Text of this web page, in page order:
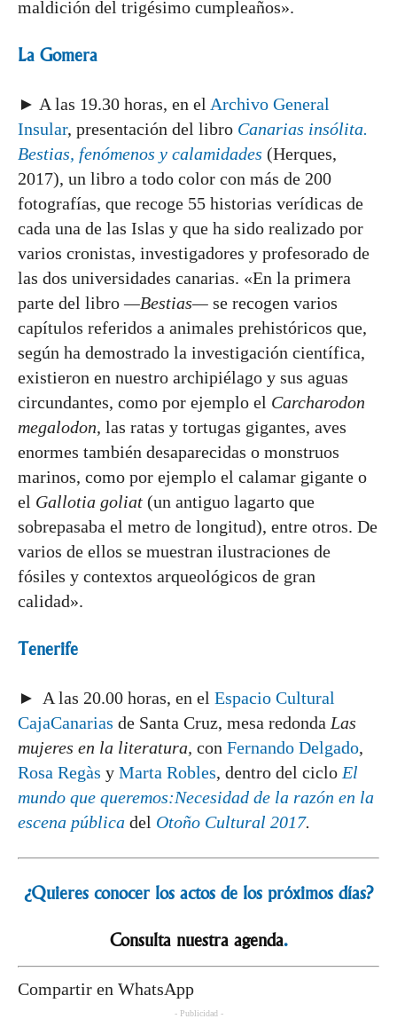
maldición del trigésimo cumpleaños».
La Gomera
► A las 19.30 horas, en el Archivo General
Insular, presentación del libro Canarias insólita.
Bestias, fenómenos y calamidades (Herques,
2017), un libro a todo color con más de 200
fotografías, que recoge 55 historias verídicas de
cada una de las Islas y que ha sido realizado por
varios cronistas, investigadores y profesorado de
las dos universidades canarias. «En la primera
parte del libro—Bestias— se recogen varios
capítulos referidos a animales prehistóricos que,
según ha demostrado la investigación científica,
existieron en nuestro archipiélago y sus aguas
circundantes, como por ejemplo el Carcharodon
megalodon, las ratas y tortugas gigantes, aves
enormes también desaparecidas o monstruos
marinos, como por ejemplo el calamar gigante o
el Gallotia goliat (un antiguo lagarto que
sobrepasaba el metro de longitud), entre otros. De
varios de ellos se muestran ilustraciones de
fósiles y contextos arqueológicos de gran
calidad».
Tenerife
► A las 20.00 horas, en el Espacio Cultural
CajaCanarias de Santa Cruz, mesa redonda Las
mujeres en la literatura, con Fernando Delgado,
Rosa Regàs y Marta Robles, dentro del ciclo El
mundo que queremos:Necesidad de la razón en la
escena pública del Otoño Cultural 2017.
¿Quieres conocer los actos de los próximos días?
Consulta nuestra agenda.
Compartir en WhatsApp
- Publicidad -